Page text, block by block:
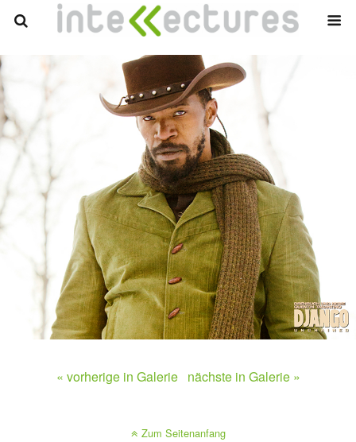
« vorherige in Galerie nächste in Galerie »
Zum Seitenanfang